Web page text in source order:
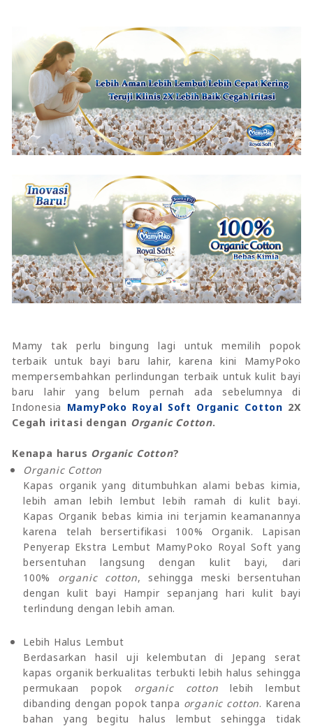
Mamy tak perlu bingung lagi untuk memilih popok
terbaik untuk bayi baru lahir, karena kini MamyPoko
mempersembahkan perlindungan terbaik untuk kulit bayi
baru lahir yang belum pernah ada sebelumnya di
Indonesia MamyPoko Royal Soft Organic Cotton 2X
Cegah iritasi dengan Organic Cotton.
Kenapa harus Organic Cotton?
Organic Cotton
Kapas organik yang ditumbuhkan alami bebas kimia,
lebih aman lebih lembut lebih ramah di kulit bayi.
Kapas Organik bebas kimia ini terjamin keamanannya
karena telah bersertifikasi 100% Organik. Lapisan
Penyerap Ekstra Lembut MamyPoko Royal Soft yang
bersentuhan langsung dengan kulit bayi, dari
100% organic cotton, sehingga meski bersentuhan
dengan kulit bayi Hampir sepanjang hari kulit bayi
terlindung dengan lebih aman.
Lebih Halus Lembut
Berdasarkan hasil uji kelembutan di Jepang serat
kapas organik berkualitas terbukti lebih halus sehingga
permukaan popok organic cotton lebih lembut
dibanding dengan popok tanpa organic cotton. Karena
bahan yang begitu halus lembut sehingga tidak